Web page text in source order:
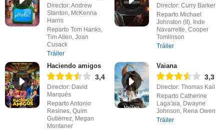
Director: Andrew
Stanton, McKenna
Harris
Reparto Tom Hanks,
Tim Allen, Joan
Cusack
Tráiler
Director: Curry Barker
Reparto Michael
Johnston (II), Inde
Navarrette, Cooper
Tomlinson
Tráiler
Haciendo amigos
3,4
Director: David
Marqués
Reparto Antonio
Resines, Quim
Gutiérrez, Megan
Montaner
Vaiana
3,3
Director: Thomas Kail
Reparto Catherine
Laga'aia, Dwayne
Johnson, Rena Owen
Tráiler